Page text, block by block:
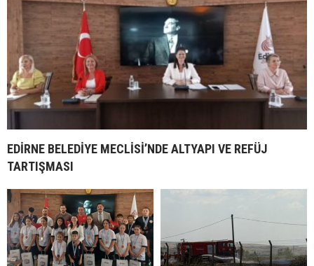
EDİRNE BELEDİYE MECLİSİ’NDE ALTYAPI VE REFÜJ
TARTIŞMASI